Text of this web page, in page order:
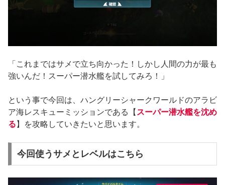
「これまではサメで立ち向かった！しかし人間の力が最も
強いんだ！スーパー潜水艦を試してみろ！」
という事で今回は、ハングリーシャークワールドのアラビ
ア海レスキューミッションである【 スーパー潜水艦を沈め
る 】を攻略していきたいと思います。
今回使うサメとレベルはこちら